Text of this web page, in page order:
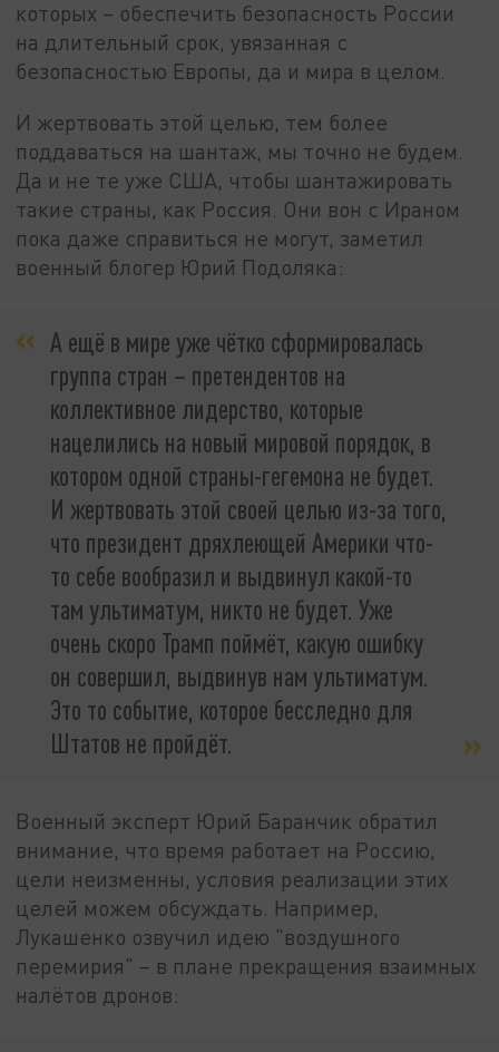
которых – обеспечить безопасность России
на длительный срок, увязанная с
безопасностью Европы, да и мира в целом.
И жертвовать этой целью, тем более
поддаваться на шантаж, мы точно не будем.
Да и не те уже США, чтобы шантажировать
такие страны, как Россия. Они вон с Ираном
пока даже справиться не могут, заметил
военный блогер Юрий Подоляка:
А ещё в мире уже чётко сформировалась
группа стран – претендентов на
коллективное лидерство, которые
нацелились на новый мировой порядок, в
котором одной страны-гегемона не будет.
И жертвовать этой своей целью из-за того,
что президент дряхлеющей Америки что-
то себе вообразил и выдвинул какой-то
там ультиматум, никто не будет. Уже
очень скоро Трамп поймёт, какую ошибку
он совершил, выдвинув нам ультиматум.
Это то событие, которое бесследно для
Штатов не пройдёт.
Военный эксперт Юрий Баранчик обратил
внимание, что время работает на Россию,
цели неизменны, условия реализации этих
целей можем обсуждать. Например,
Лукашенко озвучил идею "воздушного
перемирия" – в плане прекращения взаимных
налётов дронов: